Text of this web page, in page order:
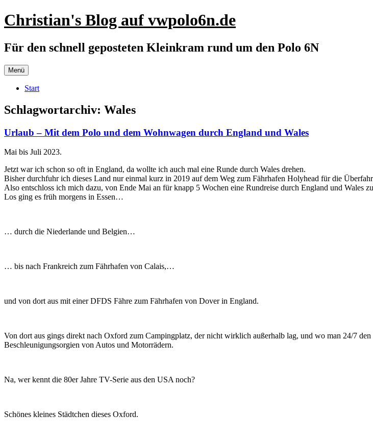
Zum
Inhalt
Christian's Blog auf vwpolo6n.de
Für den schnell geposteten Kleinkram rund um den Polo 6N
Menü
Start
Schlagwortarchiv: Wales
Urlaub – Mit dem Polo und dem Wohnwagen durch England und Wales
Mai bis Juli 2023.
Jetzt war ich schon so oft in England, da wollte ich auch mal eine Runde durch Wales drehen.
Bisher durchfuhr ich dieses Land nur einmal kurz in 2019 auf dem Weg zum Fährhafen Holyhead für die
Also entschloss ich mich dazu, von Ende Mai an für knapp 5 Wochen eine Rundreise durch England und Wales
Los ging es früh morgens in Essen…
… durch die Niederlande und Belgien…
… bis nach Frankreich zum Fährhafen von Calais,…
und von dort aus mit einer DFDS Fähre zum Fährhafen von Dover in England.
Von dort aus gings direkt nach Oxford zum Campingplatz, der nicht wirklich außerhalb lag, und wo man 24/7
Beschleunigungsorgien von Autos und Motorrädern.
Na, wer kennt die 80er Jahre TV-Serie aus den USA noch?
Schönes kleines Städtchen dieses Oxford.